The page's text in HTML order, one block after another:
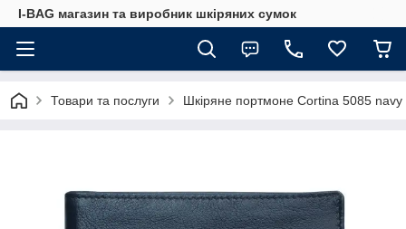
I-BAG магазин та виробник шкіряних сумок
Товари та послуги Шкіряне портмоне Cortina 5085 navy